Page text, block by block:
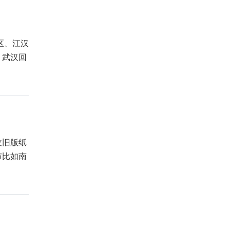
、江汉
汉回
版纸
比如南